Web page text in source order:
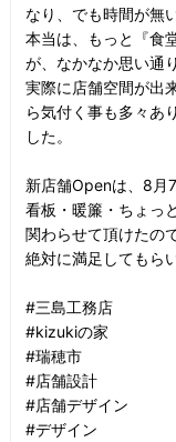
なり、でも時間が無
本当は、もっと『食
が、なかなか思い通
実際に店舗空間が出
ら気付く事も多々あ
した。
新店舗Openは、8月7
看板・暖簾・ちょっ
関わらせて頂けたの
絶対に満足してもら
#三島工務店
#kizukiの家
#瑞穂市
#店舗設計
#店舗デザイン
#デザイン